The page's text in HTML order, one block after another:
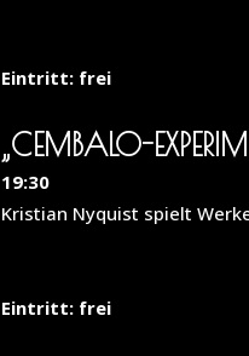
Eintritt: frei
„CEMBALO-
19:30
Kristian Nyquist spielt
Eintritt: frei